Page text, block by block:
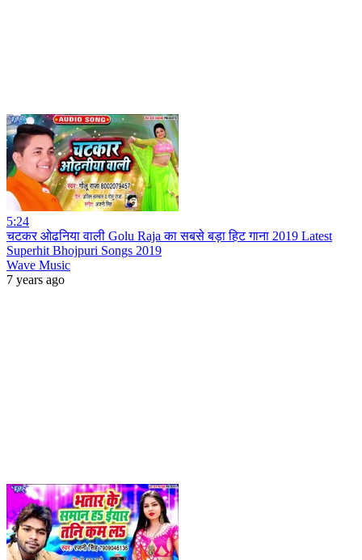
5:24
चटकर ओढनिया वाली Golu Raja का सबसे बड़ा हिट गाना 2019 Latest
Superhit Bhojpuri Songs 2019
Wave Music
7 years ago